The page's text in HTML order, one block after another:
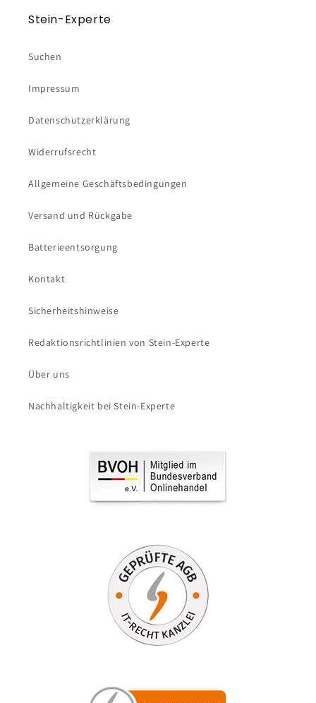
Stein-Experte
Suchen
Impressum
Datenschutzerklärung
Widerrufsrecht
Allgemeine Geschäftsbedingungen
Versand und Rückgabe
Batterieentsorgung
Kontakt
Sicherheitshinweise
Redaktionsrichtlinien von Stein-Experte
Über uns
Nachhaltigkeit bei Stein-Experte